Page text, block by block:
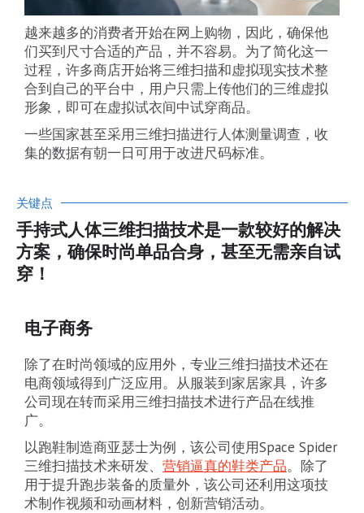
越来越多的消费者开始在网上购物，因此，确保他
们买到尺寸合适的产品，并不容易。为了简化这一
过程，许多商店开始将三维扫描和虚拟现实技术整
合到自己的平台中，用户只需上传他们的三维虚拟
形象，即可在虚拟试衣间中试穿商品。
一些国家甚至采用三维扫描进行人体测量调查，收
集的数据有朝一日可用于改进尺码标准。
关键点
手持式人体三维扫描技术是一款较好的解决
方案，确保时尚单品合身，甚至无需亲自试
穿！
电子商务
除了在时尚领域的应用外，专业三维扫描技术还在
电商领域得到广泛应用。从服装到家居家具，许多
公司现在转而采用三维扫描技术进行产品在线推
广。
以跑鞋制造商亚瑟士为例，该公司使用Space Spider
三维扫描技术来研发、 营销逼真的鞋类产品。除了
用于提升跑步装备的质量外，该公司还利用这项技
术制作视频和动画材料，创新营销活动。